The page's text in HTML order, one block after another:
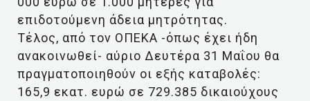
επιδοτούμενη άδεια μητρότητας.
Τέλος, από τον ΟΠΕΚΑ -όπως έχει ήδη
ανακοινωθεί- αύριο Δευτέρα 31 Μαΐου θα
πραγματοποιηθούν οι εξής καταβολές:
165,9 εκατ. ευρώ σε 729.385 δικαιούχους